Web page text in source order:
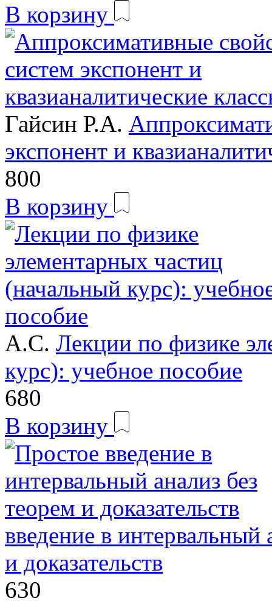
В корзину
Гайсин Р.А.
экспонент и
800
В корзину
А.С. Лекции по физике
курс): учебное пособие
680
В корзину
введение в интервальный
и доказательств
630